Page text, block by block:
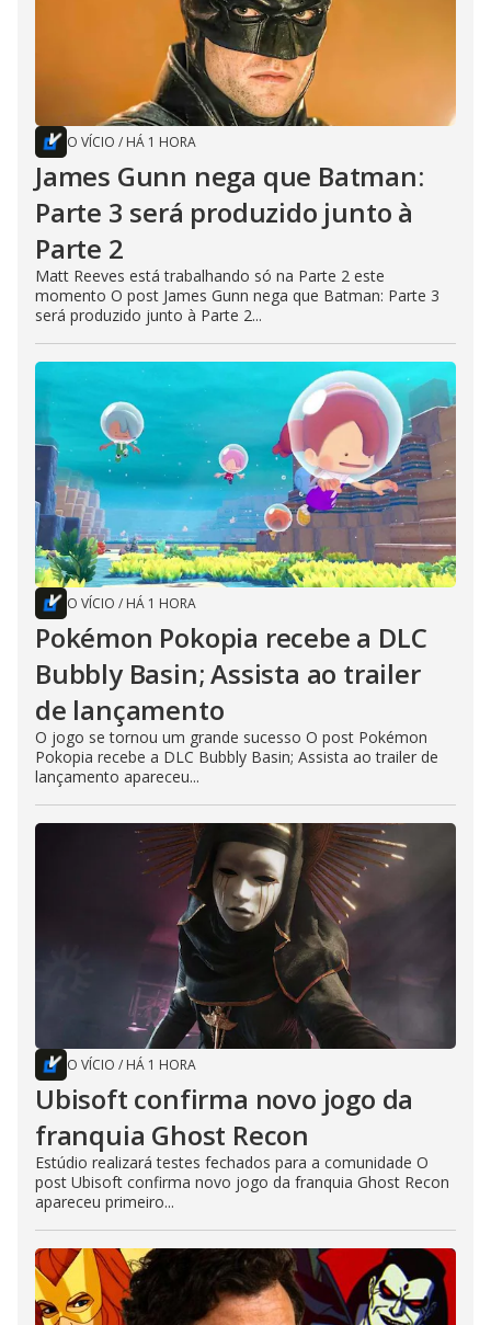
O VÍCIO / HÁ 1 HORA
James Gunn nega que Batman:
Parte 3 será produzido junto à
Parte 2
Matt Reeves está trabalhando só na Parte 2 este
momento O post James Gunn nega que Batman: Parte 3
será produzido junto à Parte 2...
O VÍCIO / HÁ 1 HORA
Pokémon Pokopia recebe a DLC
Bubbly Basin; Assista ao trailer
de lançamento
O jogo se tornou um grande sucesso O post Pokémon
Pokopia recebe a DLC Bubbly Basin; Assista ao trailer de
lançamento apareceu...
O VÍCIO / HÁ 1 HORA
Ubisoft confirma novo jogo da
franquia Ghost Recon
Estúdio realizará testes fechados para a comunidade O
post Ubisoft confirma novo jogo da franquia Ghost Recon
apareceu primeiro...